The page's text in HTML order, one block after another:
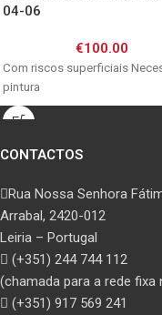
04-06
€100.00
Com riscos superficiais
pintura
CONTACTOS
Rua Nossa Senhora
Arrabal, 2420-012
Leiria – Portugal
(+351) 244 744 112
(chamada para a rede fixa
(+351) 917 569 241